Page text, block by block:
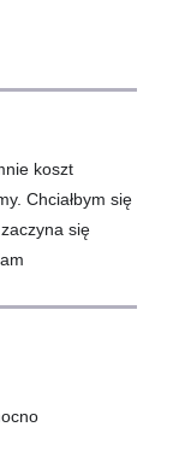
koszt
Chciałbym się
się